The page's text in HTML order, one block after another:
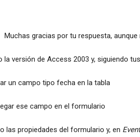
Muchas gracias por tu respuesta,
la versión de Access 2003 y, siguiendo
un campo tipo fecha en la tabla
ese campo en el formulario
las propiedades del formulario y, en